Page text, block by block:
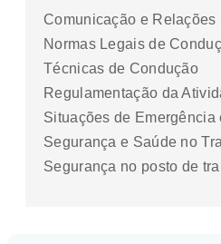
Comunicação e Relações
Normas Legais de
Técnicas de Condução
Regulamentação da
Situações de
Segurança e Saúde no
Segurança no posto de